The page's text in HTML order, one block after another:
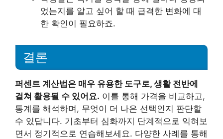
었는지를 알고 싶어 할 때 급격한 변화에 대
한 확인이 필요하죠.
결론
퍼센트 계산법은 매우 유용한 도구로, 생활 전반에
걸쳐 활용될 수 있어요. 이를 통해 가격을 비교하고,
통계를 해석하며, 무엇이 더 나은 선택인지 판단할
수 있답니다. 기초부터 심화까지 단계적으로 익혀보
면서 정기적으로 연습해보세요. 다양한 사례를 통해